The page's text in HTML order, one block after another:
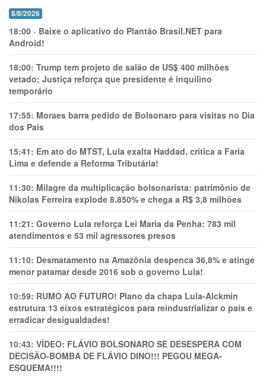
8/8/2026
18:00 - Baixe o aplicativo do Plantão Brasil.NET para
Android!
18:00: Trump tem projeto de salão de US$ 400 milhões
vetado; Justiça reforça que presidente é inquilino
temporário
17:55: Moraes barra pedido de Bolsonaro para visitas no Dia
dos Pais
15:41: Em ato do MTST, Lula exalta Haddad, critica a Faria
Lima e defende a Reforma Tributária!
11:30: Milagre da multiplicação bolsonarista: patrimônio de
Nikolas Ferreira explode 8.850% e chega a R$ 3,8 milhões
11:21: Governo Lula reforça Lei Maria da Penha: 783 mil
atendimentos e 53 mil agressores presos
11:10: Desmatamento na Amazônia despenca 36,8% e atinge
menor patamar desde 2016 sob o governo Lula!
10:59: RUMO AO FUTURO! Plano da chapa Lula-Alckmin
estrutura 13 eixos estratégicos para reindustrializar o país e
erradicar desigualdades!
10:43: VÍDEO: FLÁVIO BOLSONARO SE DESESPERA COM
DECISÃO-BOMBA DE FLÁVIO DINO!!! PEGOU MEGA-
ESQUEMA!!!!